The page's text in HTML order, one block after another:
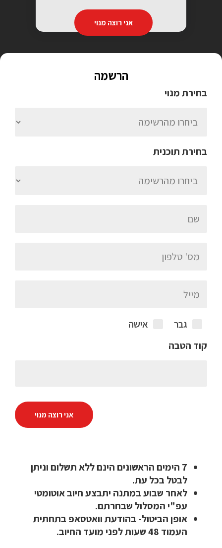
אני רוצה מנוי
הרשמה
בחירת מנוי
בחירת תוכנית
גבר
אישה
קוד הטבה
אני רוצה מנוי
7 הימים הראשונים הינם ללא תשלום וניתן
לבטל בכל עת.
לאחר שבוע במתנה יתבצע חיוב אוטומטי
עפ"י המסלול שבחרתם.
אופן הביטול- בהודעת וואטסאפ בתחתית
העמוד 48 שעות לפני מועד החיוב.